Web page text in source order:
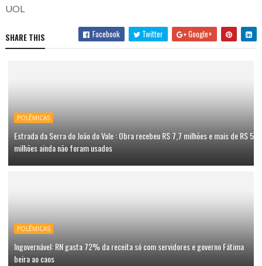
UOL
SHARE THIS Facebook Twitter Google+
POLÊMICAS
Estrada da Serra do João do Vale : Obra recebeu R$ 7,7 milhões e mais de R$ 5
milhões ainda não foram usados
POLÊMICAS
Ingovernável: RN gasta 72% da receita só com servidores e governo Fátima
beira ao caos